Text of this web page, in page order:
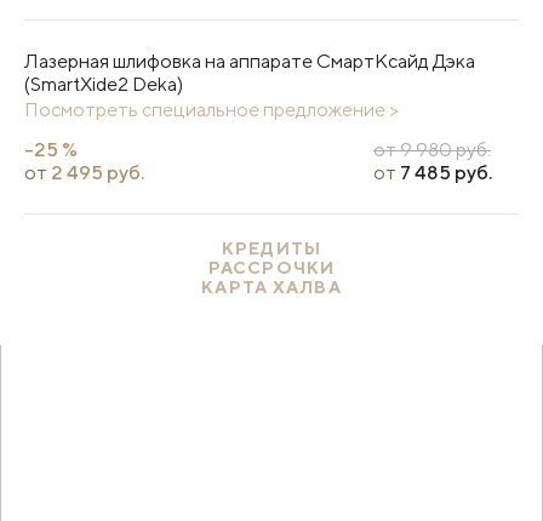
Лазерная шлифовка на аппарате СмартКсайд Дэка
(SmartXide2 Deka)
Посмотреть специальное предложение >
-25 %
от 2 495 руб.
от 9 980 руб.
от 7 485 руб.
КРЕДИТЫ
РАССРОЧКИ
КАРТА ХАЛВА